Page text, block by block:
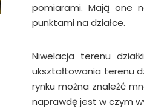
pomiarami. Mają one
punktami na działce.
Niwelacja terenu
ukształtowania terenu
rynku można znaleźć
naprawdę jest w czym